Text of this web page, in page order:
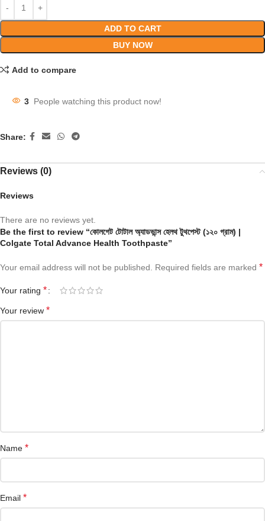
ADD TO CART
BUY NOW
Add to compare
3 People watching this product now!
Share:
Reviews (0)
Reviews
There are no reviews yet.
Be the first to review “কোলগেট টোটাল অ্যাডভান্স হেলথ টুথপেস্ট (১২০ গ্রাম) |
Colgate Total Advance Health Toothpaste”
Your email address will not be published. Required fields are marked *
Your rating *
Your review *
Name *
Email *